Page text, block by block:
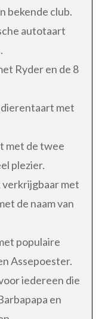
bekende club.
autotaart
Ryder en de 8
dierentaart met
met de twee
plezier.
met
de naam van
populaire
Assepoester.
iedereen die
en